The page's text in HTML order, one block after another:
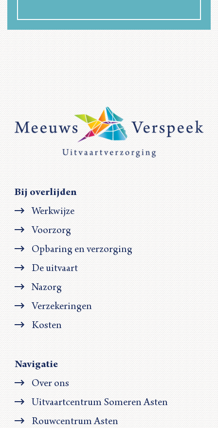
Bij overlijden
Werkwijze
Voorzorg
Opbaring en verzorging
De uitvaart
Nazorg
Verzekeringen
Kosten
Navigatie
Over ons
Uitvaartcentrum Someren Asten
Rouwcentrum Asten